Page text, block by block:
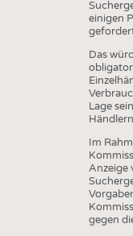
einigen
Das
Lage
Im
Anzeige
gegen